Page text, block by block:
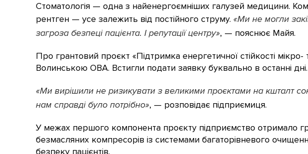
Стоматологія — одна з найенергоємніших галузей медицини.
рентген — усе залежить від постійного струму. «Ми не могли
загроза безпеці пацієнта. І репутації центру», — пояснює Майя.
Про грантовий проєкт «Підтримка енергетичної стійкості мікро-
Волинською ОВА. Встигли подати заявку буквально в останні
«Ми вирішили не ризикувати з великими проєктами на кшталт
нам справді було потрібно», — розповідає підприємиця.
У межах першого компонента проєкту підприємство отримало
безмасляних компресорів із системами багаторівневого
безпеку пацієнтів.